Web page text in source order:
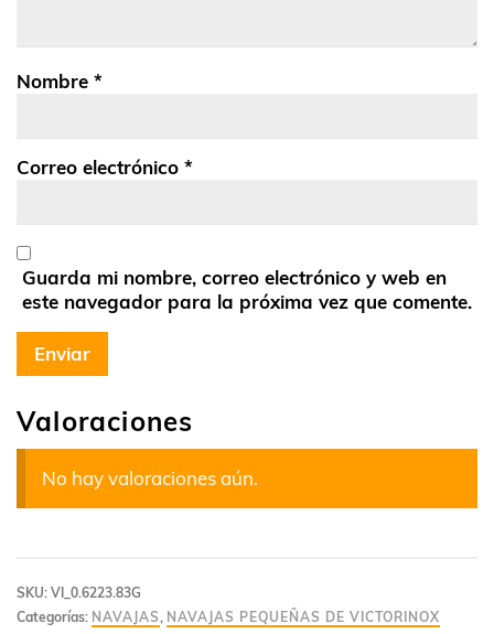
Valoraciones
No hay valoraciones aún.
Nombre *
Correo electrónico *
Guarda mi nombre, correo electrónico y web en
este navegador para la próxima vez que comente.
SKU: VI_0.6223.83G
Categorías: NAVAJAS , NAVAJAS PEQUEÑAS DE VICTORINOX